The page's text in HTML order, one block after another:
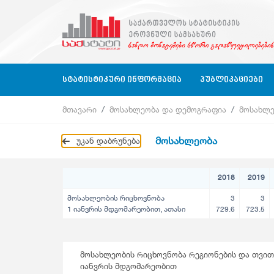
ᲡᲢᲐᲢᲘᲡᲢᲘᲙᲣᲠᲘ ᲘᲜᲤᲝᲠᲛᲐᲪᲘᲐ
Ბიზნეს Სექტორი
Ბიზნეს Რეგისტრი
Გარემოს Სტატისტიკა
ᲞᲣᲑᲚᲘᲙᲐᲪᲘᲔᲑᲘ
Კვარტალური
Ბიზნეს Სტატისტიკა
Გარემოს Სტატისტიკა
Ბიზნეს Სექტორი
Განათლება, Მეცნიერება, Კულტურა
მთავარი მოსახლეობა და დემოგრაფია
უკან დაბრუნება მოსახლეობა
2018 2019
მოსახლეობის რიცხოვნობა
1 იანვრის მდგომარეობით, ათასი
3
729.6
3
723.5
მოსახლეობის რიცხოვნობა რეგიონების და
იანვრის მდგომარეობით